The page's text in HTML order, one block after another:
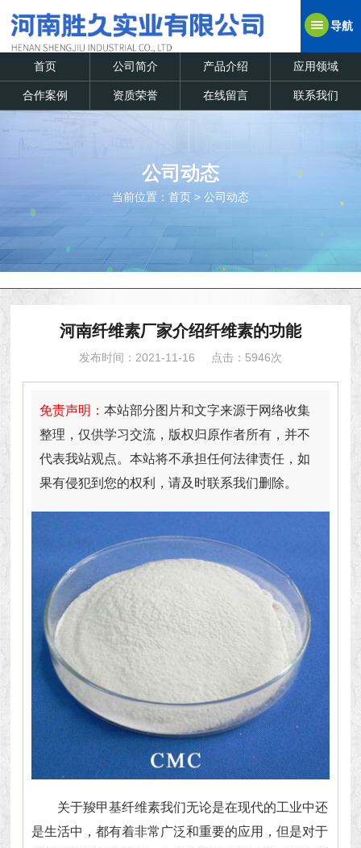
导航
首页 公司简介 产品介绍 应用领域
合作案例 资质荣誉 在线留言 联系我们
公司动态
当前位置： 首页 > 公司动态
河南纤维素厂家介绍纤维素的功能
发布时间：2021-11-16 点击：5946次
免责声明：本站部分图片和文字来源于网络收集
整理，仅供学习交流，版权归原作者所有，并不
代表我站观点。本站将不承担任何法律责任，如
果有侵犯到您的权利，请及时联系我们删除。
关于羧甲基纤维素我们无论是在现代的工业中还
是生活中，都有着非常广泛和重要的应用，但是对于